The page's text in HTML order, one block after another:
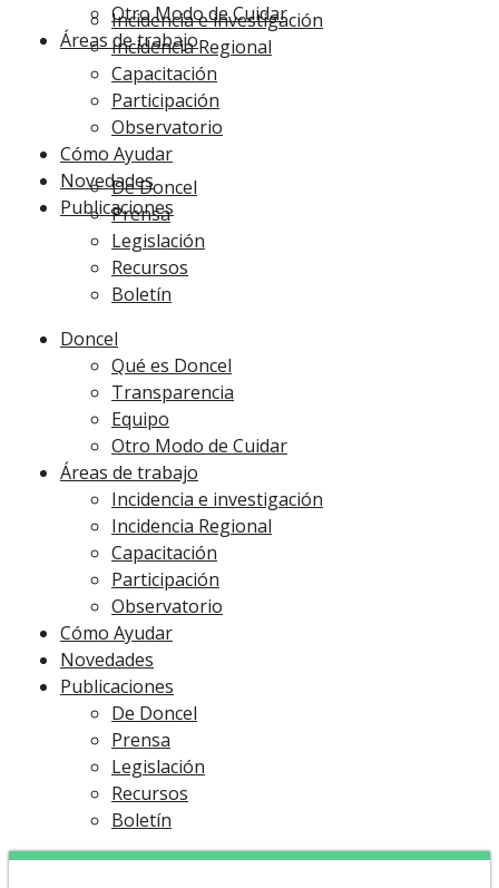
Otro Modo de Cuidar
Áreas de trabajo
Incidencia e investigación
Incidencia Regional
Capacitación
Participación
Observatorio
Cómo Ayudar
Novedades
Publicaciones
De Doncel
Prensa
Legislación
Recursos
Boletín
Doncel
Qué es Doncel
Transparencia
Equipo
Otro Modo de Cuidar
Áreas de trabajo
Incidencia e investigación
Incidencia Regional
Capacitación
Participación
Observatorio
Cómo Ayudar
Novedades
Publicaciones
De Doncel
Prensa
Legislación
Recursos
Boletín